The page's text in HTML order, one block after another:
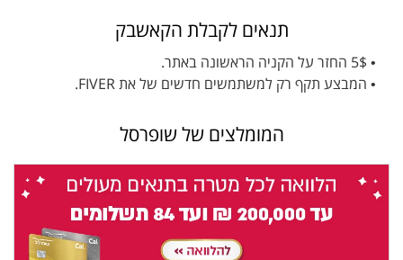
תנאים לקבלת הקאשבק
• 5$ החזר על הקניה הראשונה באתר.
• המבצע תקף רק למשתמשים חדשים של את FIVER.
המומלצים של שופרסל